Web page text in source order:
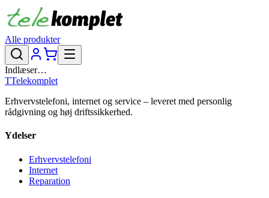
Alle produkter
Indlæser…
TTelekomplet
Erhvervstelefoni, internet og service – leveret med personlig
rådgivning og høj driftssikkerhed.
Ydelser
Erhvervstelefoni
Internet
Reparation